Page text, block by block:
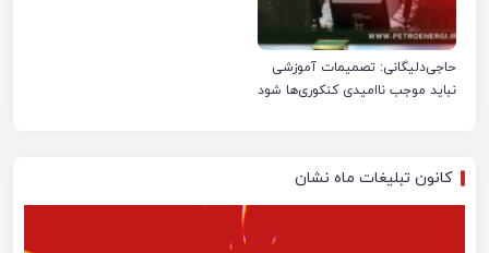
حاجی‌دلیگانی: تصمیمات آموزشی
نباید موجب ناامیدی کنکوری‌ها شود
کانون تبلیغات ماه نشان